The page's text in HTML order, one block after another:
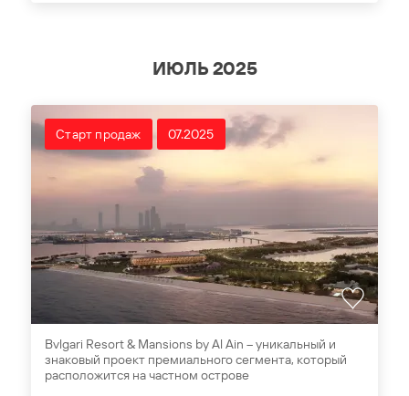
ИЮЛЬ 2025
Старт продаж 07.2025
Bvlgari Resort & Mansions by Al Ain – уникальный и
знаковый проект премиального сегмента, который
расположится на частном острове